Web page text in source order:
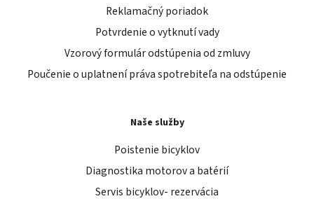
Reklamačný poriadok
Potvrdenie o vytknutí vady
Vzorový formulár odstúpenia od zmluvy
Poučenie o uplatnení práva spotrebiteľa na odstúpenie
Naše služby
Poistenie bicyklov
Diagnostika motorov a batérií
Servis bicyklov- rezervácia